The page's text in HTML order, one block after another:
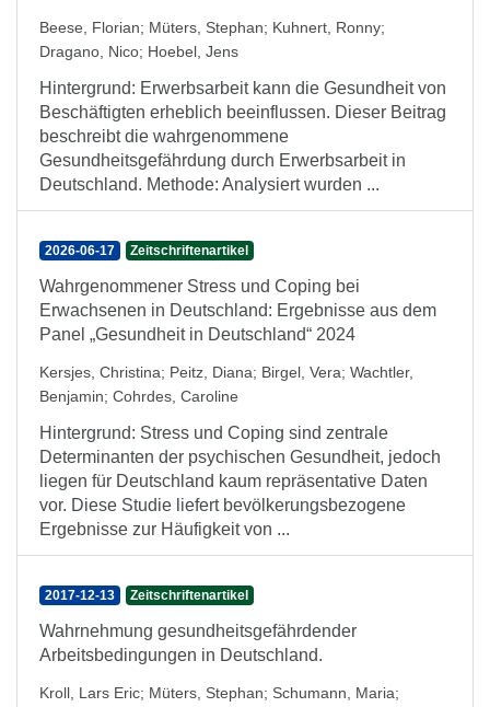
Beese, Florian; Müters, Stephan; Kuhnert, Ronny;
Dragano, Nico; Hoebel, Jens
Hintergrund: Erwerbsarbeit kann die Gesundheit von
Beschäftigten erheblich beeinflussen. Dieser Beitrag
beschreibt die wahrgenommene
Gesundheitsgefährdung durch Erwerbsarbeit in
Deutschland. Methode: Analysiert wurden ...
2026-06-17 Zeitschriftenartikel
Wahrgenommener Stress und Coping bei
Erwachsenen in Deutschland: Ergebnisse aus dem
Panel „Gesundheit in Deutschland“ 2024
Kersjes, Christina; Peitz, Diana; Birgel, Vera; Wachtler,
Benjamin; Cohrdes, Caroline
Hintergrund: Stress und Coping sind zentrale
Determinanten der psychischen Gesundheit, jedoch
liegen für Deutschland kaum repräsentative Daten
vor. Diese Studie liefert bevölkerungsbezogene
Ergebnisse zur Häufigkeit von ...
2017-12-13 Zeitschriftenartikel
Wahrnehmung gesundheitsgefährdender
Arbeitsbedingungen in Deutschland.
Kroll, Lars Eric; Müters, Stephan; Schumann, Maria;